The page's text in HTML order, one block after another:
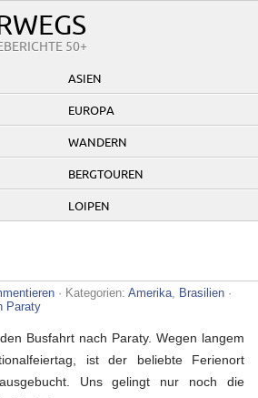
50+
ASIEN
EUROPA
WANDERN
BERGTOUREN
LOIPEN
· Kategorien: Amerika, Brasilien ·
Paraty
Busfahrt nach Paraty. Wegen langem
ist der beliebte Ferienort
Uns gelingt nur noch die